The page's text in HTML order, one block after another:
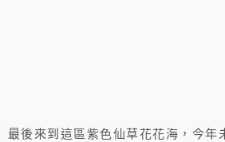
最後來到這區紫色仙草花花海，今年